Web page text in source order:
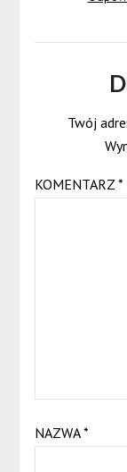
Twój
KOMENTARZ *
NAZWA*